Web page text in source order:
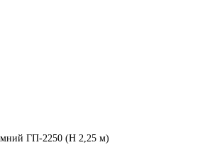
ГП-2250 (H 2,25 м)